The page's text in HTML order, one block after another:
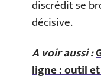
discrédit se
décisive.
A voir aussi :
ligne : outil